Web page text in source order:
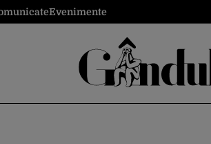
Evenimente